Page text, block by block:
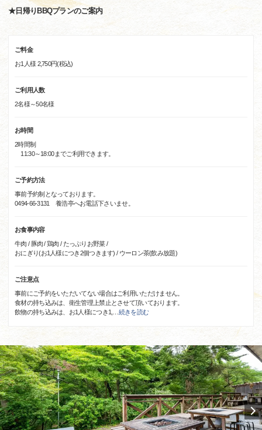
★日帰りBBQプランのご案内
ご料金
お1人様 2,750円(税込)
ご利用人数
2名様～50名様
お時間
2時間制
11:30～18:00までご利用できます。
ご予約方法
事前予約制となっております。
0494-66-3131 養浩亭へお電話下さいませ。
お食事内容
牛肉 / 豚肉 / 鶏肉 / たっぷりお野菜 /
おにぎり(お1人様につき2個つきます) / ウーロン茶(飲み放題)
ご注意点
事前にご予約をいただいてない場合はご利用いただけません。
食材の持ち込みは、衛生管理上禁止とさせて頂いております。
飲物の持ち込みは、お1人様につき1,
続きを読む